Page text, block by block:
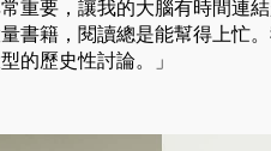
重要，讓我的大腦有時間連
書籍，閱讀總是能幫得上忙
的歷史性討論。」